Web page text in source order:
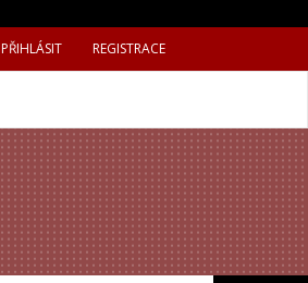
PŘIHLÁSIT REGISTRACE